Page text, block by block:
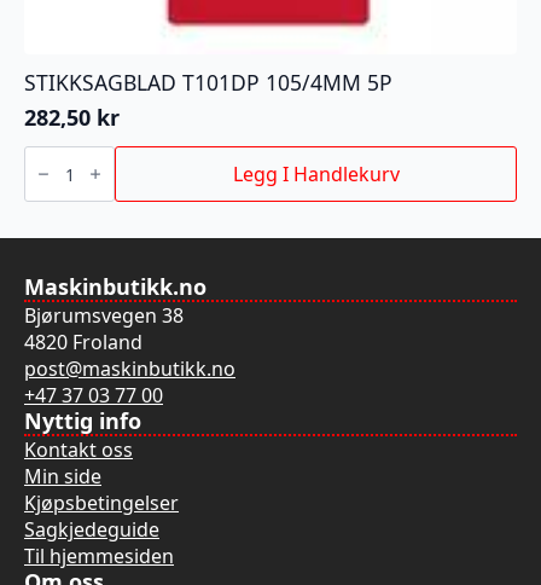
STIKKSAGBLAD T101DP 105/4MM 5P
282,50 kr
STIKKSAGBLAD
T101DP
105/4MM
5P
Legg I Handlekurv
Maskinbutikk.no
Bjørumsvegen 38
4820 Froland
post@maskinbutikk.no
+47 37 03 77 00
Nyttig info
Kontakt oss
Min side
Kjøpsbetingelser
Sagkjedeguide
Til hjemmesiden